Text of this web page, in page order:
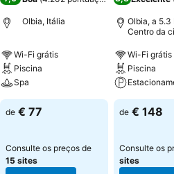
Olbia, Itália
Wi-Fi grátis
Piscina
Spa
de € 77
Consulte os preços de
15 sites
Olbia, a 5.3
Centro da
Wi-Fi grátis
Piscina
de € 148
Consulte os
sites